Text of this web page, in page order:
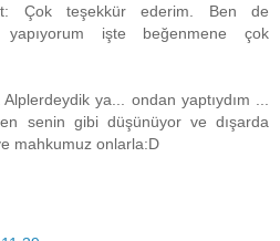
Çok teşekkür ederim. Ben de
yapıyorum işte beğenmene çok
ya... ondan yaptıydım ...
senin gibi düşünüyor ve dışarda
mahkumuz onlarla:D